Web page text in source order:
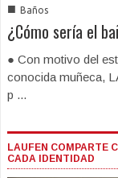
■ Baños
¿Cómo sería el
● Con motivo del
conocida muñeca,
p ...
LAUFEN COMPARTE
CADA IDENTIDAD